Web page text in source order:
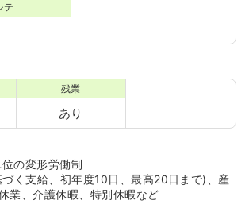
テ
残業
あり
の変形労働制
く支給、初年度10日、最高20日まで)、産
業、介護休暇、特別休暇など